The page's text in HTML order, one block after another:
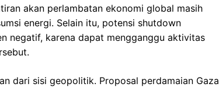
akan perlambatan ekonomi global masih
energi. Selain itu, potensi shutdown
negatif, karena dapat mengganggu aktivitas
dari sisi geopolitik. Proposal perdamaian Gaza